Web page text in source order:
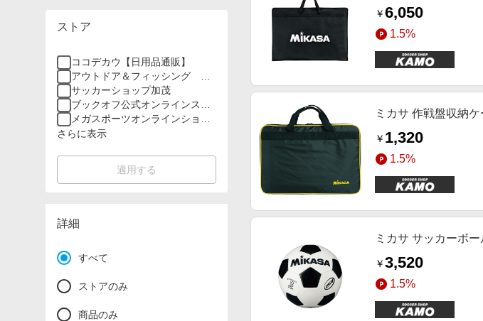
ストア
ココデカウ【日用品通販】
アウトドア＆フィッシング ナ
チュラム
サッカーショップ加茂
ブックオフ公式オンラインスト
ア
メガスポーツオンラインショッ
プ
さらに表示
適用する
詳細
すべて
ストアのみ
商品のみ
￥6,050
1.5%
ミカサ 作戦盤収納
￥ 1,320
1.5%
ミカサ サッカーボ
￥3,520
1.5%